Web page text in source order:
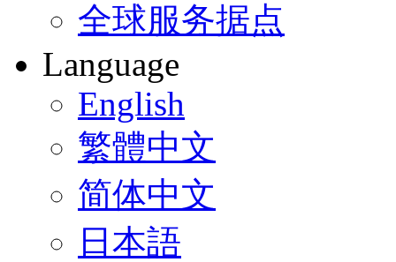
全球服务据点
Language
English
繁體中文
简体中文
日本語